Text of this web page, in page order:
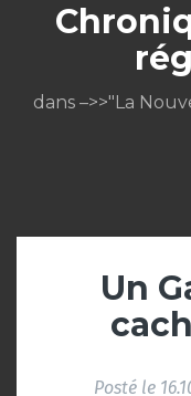
dans –>>"La
Un
Posté le